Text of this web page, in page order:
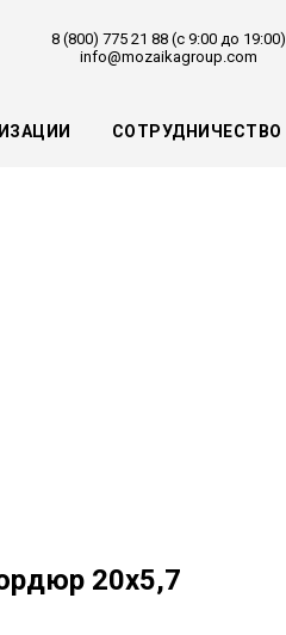
8 (800) 775 21 88 (с 9:00 до 19:00)
info@mozaikagroup.com
СОТРУДНИЧЕСТВО
20x5,7